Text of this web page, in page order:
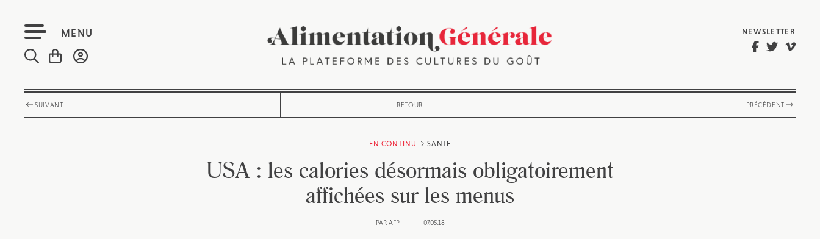
MENU NEWSLETTER
SUIVANT RETOUR PRÉCÉDENT
EN CONTINU SANTÉ
USA : les calories désormais obligatoirement
affichées sur les menus
PAR AFP 07.05.18